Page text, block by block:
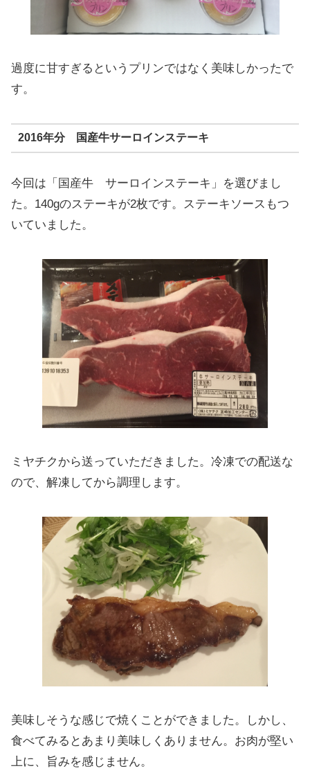
過度に甘すぎるというプリンではなく美味しかったで
す。
2016年分 国産牛サーロインステーキ
今回は「国産牛 サーロインステーキ」を選びまし
た。140gのステーキが2枚です。ステーキソースもつ
いていました。
ミヤチクから送っていただきました。冷凍での配送な
ので、解凍してから調理します。
美味しそうな感じで焼くことができました。しかし、
食べてみるとあまり美味しくありません。お肉が堅い
上に、旨みを感じません。